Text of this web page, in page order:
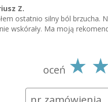
zapaleniu jelit,
i odźwiernika żołądka,
zaparciach na tle spastycznym i
czynną leku zawartego
Z.
ostatnio silny ból brzucha.
wskórały. Ma moją
oceń